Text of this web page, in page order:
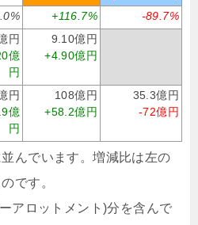
+116.7%
-89.7%
円
億
円
9.10億円
+4.90億円
円
億
円
108億円
+58.2億円
35.3億円
-72億円
んでいます。増減比は左の
です。
アロットメント)分を含んで